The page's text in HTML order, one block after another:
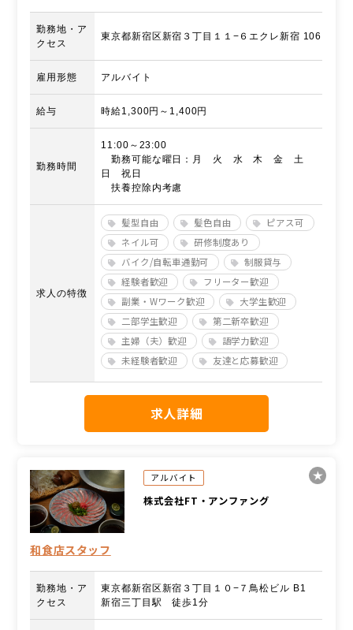
勤務地・ア
クセス
東京都新宿区新宿３丁目１１−６エクレ新宿 106
雇用形態 アルバイト
給与 時給1,300円～1,400円
勤務時間
11:00～23:00
勤務可能な曜日：月 火 水 木 金 土
日 祝日
扶養控除内考慮
求人の特徴
髪型自由 髪色自由
ピアス可
ネイル可
研修制度あり
バイク/自転車通勤可
制服貸与
経験者歓迎
フリーター歓迎
副業・Wワーク歓迎
大学生歓迎
二部学生歓迎
第二新卒歓迎
主婦（夫）歓迎
語学力歓迎
未経験者歓迎
友達と応募歓迎
求人詳細
アルバイト
株式会社FT・アンファング
和食店スタッフ
勤務地・ア
クセス
東京都新宿区新宿３丁目１０−７鳥松ビル B1
新宿三丁目駅 徒歩1分